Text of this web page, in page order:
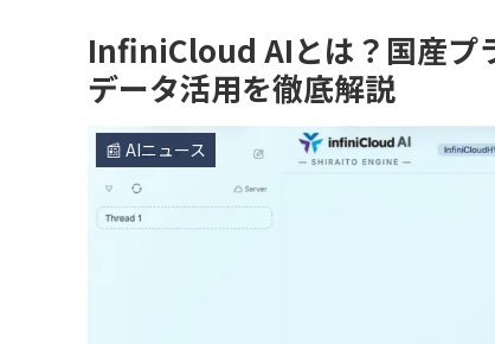
InfiniCloud AIとは？国産プ
データ活用を徹底解説
📰 AIニュース